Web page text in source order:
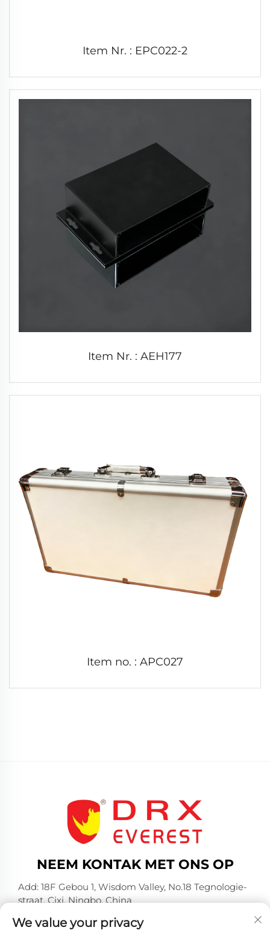
Item Nr. : EPC022-2
Item Nr. : AEH177
Item no. : APC027
NEEM KONTAK MET ONS OP
Add: 18F Gebou 1, Wisdom Valley, No.18 Tegnologie-
straat, Cixi, Ningbo, China
Tel: +86-574-23660321
We value your privacy